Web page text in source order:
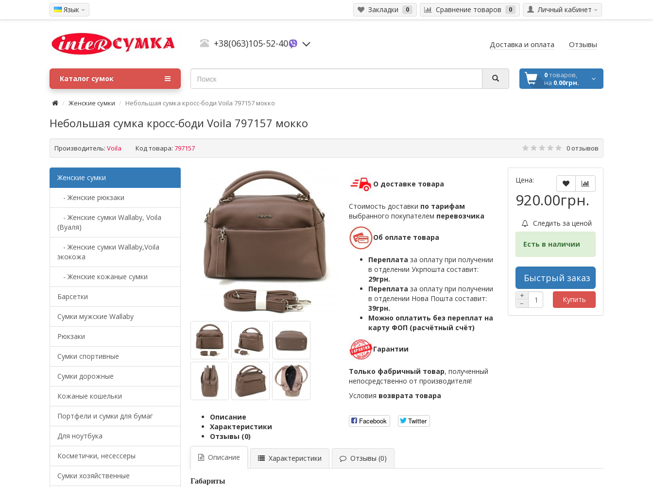
Язык Закладки 0 Сравнение товаров 0 Личный кабинет
+38(063)105-52-40 Доставка и оплата Отзывы
0товаров,
на 0.00грн.
Каталог сумок
Женские сумки Небольшая сумка кросс-боди Voila 797157 мокко
Небольшая сумка кросс-боди Voila 797157 мокко
Производитель: Voila Код товара: 797157 0 отзывов
Женские сумки
- Женские рюкзаки
- Женские сумки Wallaby, Voila
(Вуаля)
- Женские сумки Wallaby,Voila
экокожа
- Женские кожаные сумки
Барсетки
Cумки мужские Wallaby
Рюкзаки
Сумки спортивные
Сумки дорожные
Кожаные кошельки
Портфели и сумки для бумаг
Для ноутбука
Косметички, несессеры
Сумки хозяйственные
Описание
Характеристики
Отзывы (0)
О доставке товара
Стоимость доставки по тарифам
выбранного покупателем перевозчика
Об оплате товара
Переплата за оплату при получении
в отделении Укрпошта составит:
29грн.
Переплата за оплату при получении
в отделении Нова Пошта составит:
39грн.
Можно оплатить без переплат на
карту ФОП (расчётный счёт)
Гарантии
Только фабричный товар, полученный
непосредственно от производителя!
Условия возврата товара
Facebook Twitter
Цена:
920.00грн.
Следить за ценой
Есть в наличии
Быстрый заказ
+
−
Купить
Описание Характеристики Отзывы (0)
Габариты